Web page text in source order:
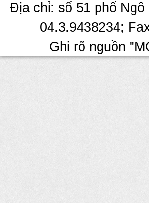
Địa chỉ: số 51 phố
04.3.9438234;
Ghi rõ nguồn